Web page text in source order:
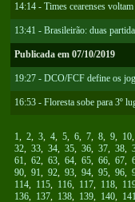
14:14 - Times cearenses
13:41 - Brasileirão: duas
Publicada em 07/10/2019
19:27 - DCO/FCF define os
16:53 - Floresta sobe para 3º
1, 2, 3, 4, 5, 6, 7, 8, 9, 10,
32, 33, 34, 35, 36, 37, 38,
61, 62, 63, 64, 65, 66, 67,
90, 91, 92, 93, 94, 95, 96,
114, 115, 116, 117, 118,
136, 137, 138, 139, 140, 141